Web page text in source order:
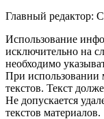
Главный редактор:
Использование
исключительно на
необходимо
При использовании
текстов. Текст
Не допускается
текстов материалов.